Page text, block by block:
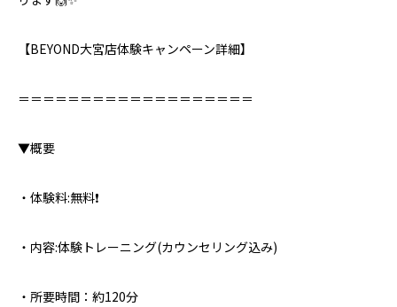
【BEYOND大宮店体験キャンペーン詳細】⁣
＝＝＝＝＝＝＝＝＝＝＝＝＝＝＝＝＝＝＝⁣
▼概要⁣
・体験料:無料❗️
・内容:体験トレーニング(カウンセリング込み)
・所要時間：約120分